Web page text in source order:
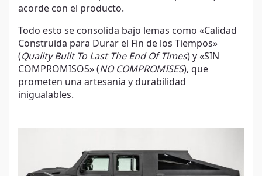
acorde con el producto.
Todo esto se consolida bajo lemas como «Calidad
Construida para Durar el Fin de los Tiempos»
(Quality Built To Last The End Of Times) y «SIN
COMPROMISOS» (NO COMPROMISES), que
prometen una artesanía y durabilidad
inigualables.